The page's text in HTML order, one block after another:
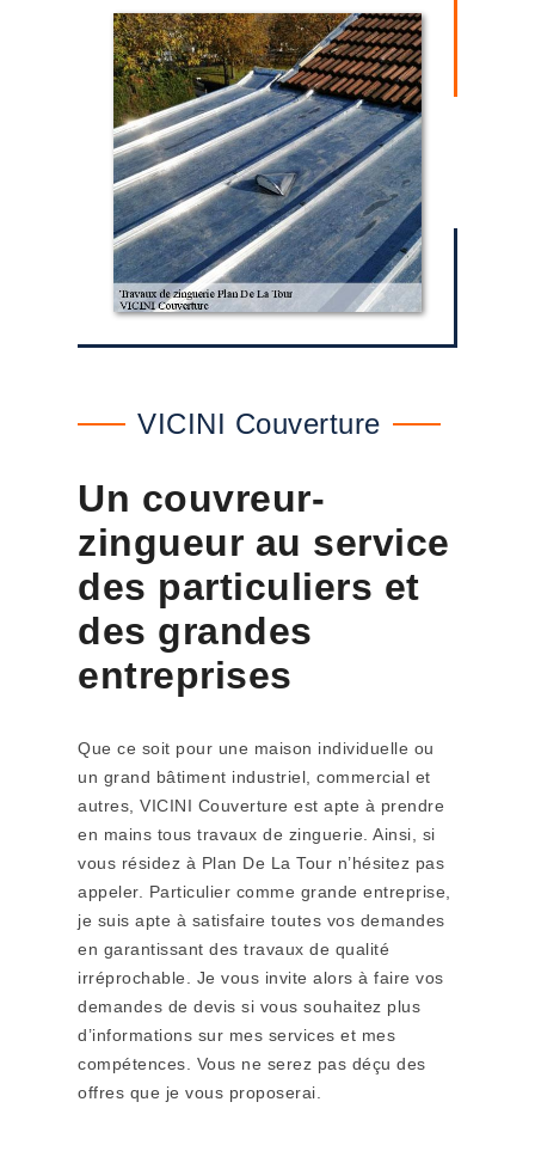
VICINI Couverture
Un couvreur-
zingueur au service
des particuliers et
des grandes
entreprises
Que ce soit pour une maison individuelle ou
un grand bâtiment industriel, commercial et
autres, VICINI Couverture est apte à prendre
en mains tous travaux de zinguerie. Ainsi, si
vous résidez à Plan De La Tour n’hésitez pas
appeler. Particulier comme grande entreprise,
je suis apte à satisfaire toutes vos demandes
en garantissant des travaux de qualité
irréprochable. Je vous invite alors à faire vos
demandes de devis si vous souhaitez plus
d’informations sur mes services et mes
compétences. Vous ne serez pas déçu des
offres que je vous proposerai.